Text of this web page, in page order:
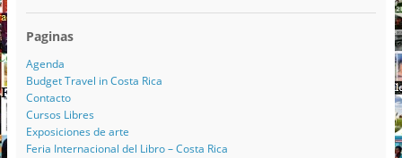
Paginas
Agenda
Budget Travel in Costa Rica
Contacto
Cursos Libres
Exposiciones de arte
Feria Internacional del Libro – Costa Rica